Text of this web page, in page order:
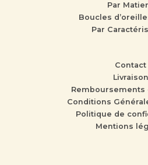
Par
Boucles
Par
Contact
Livraison
Remboursements
Conditions
Politique de
Mentions